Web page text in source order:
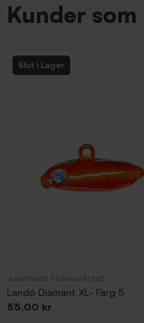
Kunder
Slut i Lager
Landö Diamant XL- Färg 5
Pris
55,00 kr